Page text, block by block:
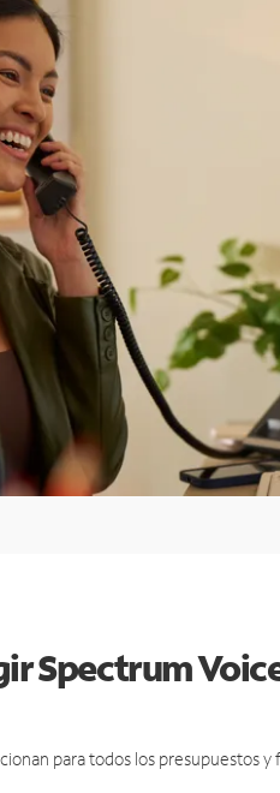
Spectrum
para todos los presupuestos y